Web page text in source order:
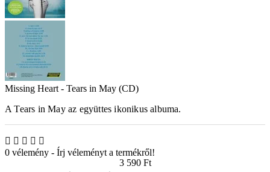
Missing Heart - Tears in May (CD)
A Tears in May az együttes ikonikus albuma.
0 vélemény - Írj véleményt a termékről!
3 590 Ft